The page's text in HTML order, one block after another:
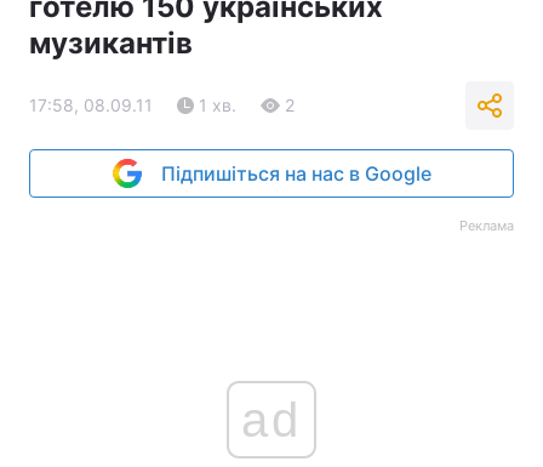
музикантів
17:58, 08.09.11 1 хв. 2
Підпишіться на нас в Google
Реклама
ad